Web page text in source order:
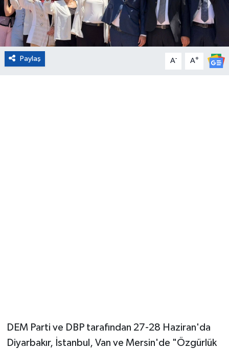
Paylaş A- A+
DEM Parti ve DBP tarafından 27-28 Haziran'da
Diyarbakır, İstanbul, Van ve Mersin'de "Özgürlük
Çevre
Kültür ve Sanat